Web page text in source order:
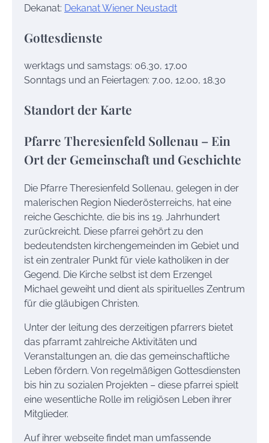
Dekanat: Dekanat Wiener Neustadt
Gottesdienste
werktags und samstags: 06.30, 17.00
Sonntags und an Feiertagen: 7.00, 12.00, 18.30
Standort der Karte
Pfarre Theresienfeld Sollenau – Ein
Ort der Gemeinschaft und Geschichte
Die Pfarre Theresienfeld Sollenau, gelegen in der
malerischen Region Niederösterreichs, hat eine
reiche Geschichte, die bis ins 19. Jahrhundert
zurückreicht. Diese pfarrei gehört zu den
bedeutendsten kirchengemeinden im Gebiet und
ist ein zentraler Punkt für viele katholiken in der
Gegend. Die Kirche selbst ist dem Erzengel
Michael geweiht und dient als spirituelles Zentrum
für die gläubigen Christen.
Unter der leitung des derzeitigen pfarrers bietet
das pfarramt zahlreiche Aktivitäten und
Veranstaltungen an, die das gemeinschaftliche
Leben fördern. Von regelmäßigen Gottesdiensten
bis hin zu sozialen Projekten – diese pfarrei spielt
eine wesentliche Rolle im religiösen Leben ihrer
Mitglieder.
Auf ihrer webseite findet man umfassende